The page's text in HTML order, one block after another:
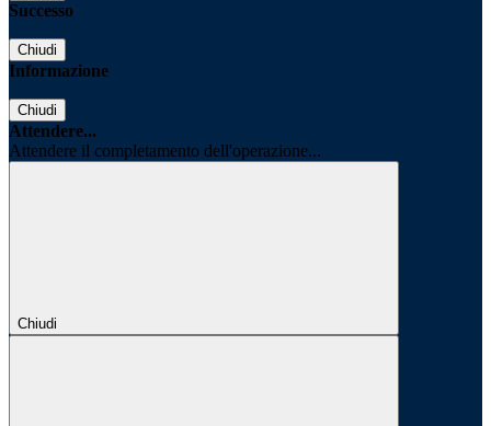
Successo
Chiudi
Informazione
Chiudi
Attendere...
Attendere il completamento dell'operazione...
Chiudi